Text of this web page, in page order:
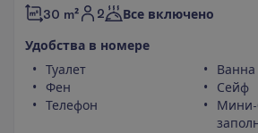
30 m² 2 Все включено
Удобства в номере
Туалет
Фен
Телефон
Сейф
Мини-